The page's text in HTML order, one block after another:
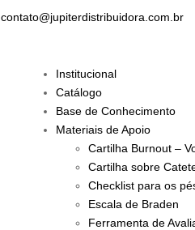
contato@jupiterdistribuidora.com.br
Institucional
Catálogo
Base de Conhecimento
Materiais de Apoio
Cartilha Burnout –
Cartilha sobre
Checklist para os
Escala de Braden
Ferramenta de